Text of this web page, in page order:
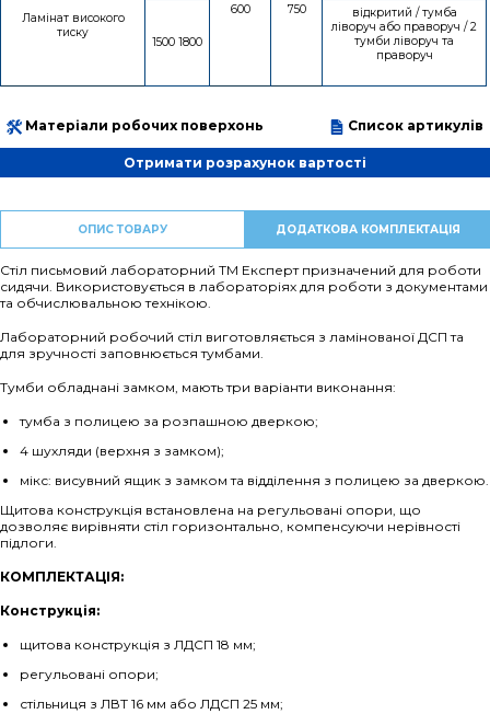
Ламінат високого
тиску
600 750
1500 1800
відкритий / тумба
ліворуч або праворуч / 2
тумби ліворуч та
праворуч
Матеріали робочих поверхонь Список артикулів
Отримати розрахунок вартості
ОПИС ТОВАРУ ДОДАТКОВА КОМПЛЕКТАЦІЯ
Стіл письмовий лабораторний ТМ Експерт призначений для роботи
сидячи. Використовується в лабораторіях для роботи з документами
та обчислювальною технікою.
Лабораторний робочий стіл виготовляється з ламінованої ДСП та
для зручності заповнюється тумбами.
Тумби обладнані замком, мають три варіанти виконання:
тумба з полицею за розпашною дверкою;
4 шухляди (верхня з замком);
мікс: висувний ящик з замком та відділення з полицею за дверкою.
Щитова конструкція встановлена на регульовані опори, що
дозволяє вирівняти стіл горизонтально, компенсуючи нерівності
підлоги.
КОМПЛЕКТАЦІЯ:
Конструкція:
щитова конструкція з ЛДСП 18 мм;
регульовані опори;
стільниця з ЛВТ 16 мм або ЛДСП 25 мм;